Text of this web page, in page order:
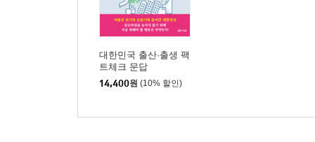
대한민국 출산·출생 팩
트체크 문답
14,400원 (10% 할인)